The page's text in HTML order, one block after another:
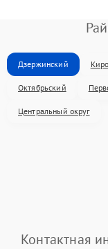
Дзержинский
Октябрьский
Центральный округ
Контактная